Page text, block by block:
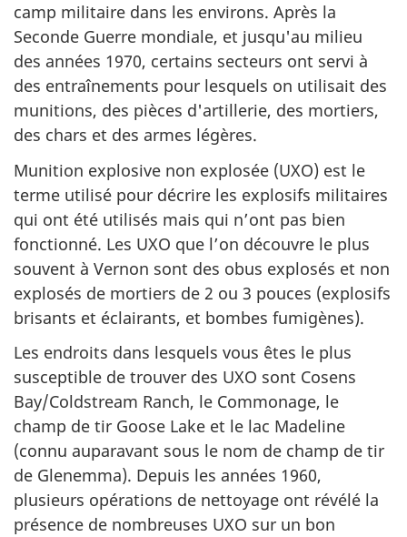
camp militaire dans les environs. Après la
Seconde Guerre mondiale, et jusqu'au milieu
des années 1970, certains secteurs ont servi à
des entraînements pour lesquels on utilisait des
munitions, des pièces d'artillerie, des mortiers,
des chars et des armes légères.
Munition explosive non explosée (UXO) est le
terme utilisé pour décrire les explosifs militaires
qui ont été utilisés mais qui n’ont pas bien
fonctionné. Les UXO que l’on découvre le plus
souvent à Vernon sont des obus explosés et non
explosés de mortiers de 2 ou 3 pouces (explosifs
brisants et éclairants, et bombes fumigènes).
Les endroits dans lesquels vous êtes le plus
susceptible de trouver des UXO sont Cosens
Bay/Coldstream Ranch, le Commonage, le
champ de tir Goose Lake et le lac Madeline
(connu auparavant sous le nom de champ de tir
de Glenemma). Depuis les années 1960,
plusieurs opérations de nettoyage ont révélé la
présence de nombreuses UXO sur un bon